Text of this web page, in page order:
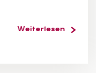
Weiterlesen